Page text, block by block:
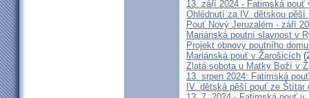
13. září 2024 - Fatimská pouť
Ohlédnutí za IV. dětskou
Pouť Nový Jeruzalém - září
Mariánská poutní slavnost v
Projekt obnovy poutního
Mariánská pouť v Žarošicích
Zlatá sobota u Matky Boží v
13. srpen 2024: Fatimská
IV. dětská pěší pouť ze Štítar